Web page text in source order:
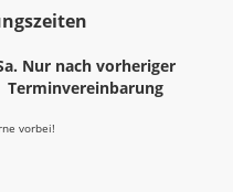
Nur nach vorheriger
Terminvereinbarung
vorbei!